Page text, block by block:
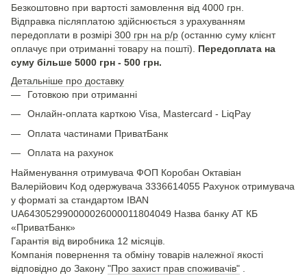
Безкоштовно при вартості замовлення від 4000 грн.
Відправка післяплатою здійснюється з урахуванням
передоплати в розмірі 300 грн на р/р (останню суму клієнт
оплачує при отриманні товару на пошті). Передоплата на
суму більше 5000 грн - 500 грн.
Детальніше про доставку
Готовкою при отриманні
Онлайн-оплата карткою Visa, Mastercard - LiqPay
Оплата частинами ПриватБанк
Оплата на рахунок
Найменування отримувача ФОП Коробан Октавіан
Валерійович Код одержувача 3336614055 Рахунок отримувача
у форматі за стандартом IBAN
UA643052990000026000011804049 Назва банку АТ КБ
«ПриватБанк»
Гарантія від виробника 12 місяців.
Компанія повернення та обміну товарів належної якості
відповідно до Закону "Про захист прав споживачів"